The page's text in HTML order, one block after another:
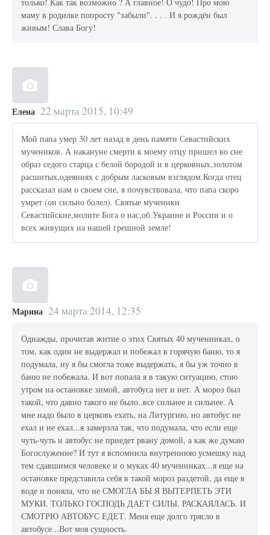
маму в родилке попросту "забыли". . . . И я рождён был
живым! Слава Богу!
Елена 22 марта 2015, 10:49
Мой папа умер 30 лет назад в день памяти Севастийских
мучеников. А накануне смерти к моему отцу пришел во сне
образ седого старца с белой бородой и в церковных,золотом
расшитых,одеяниях с добрым ласковым взглядом.Когда отец
рассказал нам о своем сне, я почувствовала, что папа скоро
умрет (он сильно болел). Святые мученики
Севастийские,молите Бога о нас,об Украине и России и о
всех живущих на нашей грешной земле!
Марина 24 марта 2014, 12:35
Однажды, прочитав житие о этих Святых 40 мученниках, о
том, как один не выдержал и побежал в горячую баню, то я
подумала, ну я бы смогла тоже выдержать, я бы уж точно в
баню не побежала. И вот попала я в такую ситуацию, стою
утром на остановке зимой, автобуса нет и нет. А мороз был
такой, что давно такого не было..все сильнее и сильнее. А
мне надо было в церковь ехать, на Литургию, но автобус не
ехал и не ехал...я замерзла так, что подумала, что если еще
чуть-чуть и автобус не приедет рвану домой, а как же думаю
Богослужение? И тут я вспомнила внутреннюю усмешку над
тем сдавшимся человеке и о муках 40 мученниках...я еще на
остановке представила себя в такой мороз раздетой, да еще в
воде и поняла, что не СМОГЛА БЫ Я ВЫТЕРПЕТЬ ЭТИ
МУКИ. ТОЛЬКО ГОСПОДЬ ДАЕТ СИЛЫ. РАСКАЯЛАСЬ. И
СМОТРЮ АВТОБУС ЕДЕТ. Меня еще долго трясло в
автобусе...Вот моя сущность.